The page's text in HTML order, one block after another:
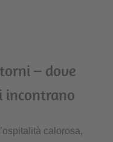
– dove
incontrano
calorosa,